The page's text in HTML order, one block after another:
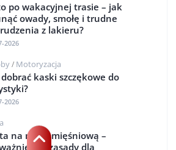
po wakacyjnej trasie – jak
owady, smołę i trudne
z lakieru?
2026
/ Motoryzacja
dobrać kaski szczękowe do
2026
na masę mięśniową –
zasady dla